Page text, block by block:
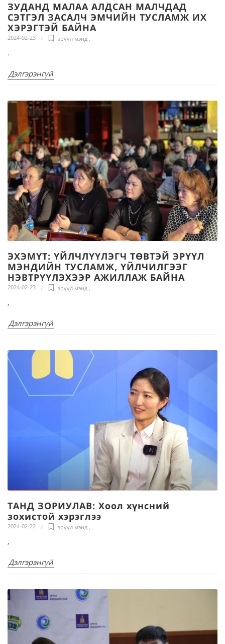
ЗУДАНД МАЛАА АЛДСАН МАЛЧДАД
СЭТГЭЛ ЗАСАЛЧ ЭМЧИЙН ТУСЛАМЖ ИХ
ХЭРЭГТЭЙ БАЙНА
2024-02-23 эрүүл мэнд ,
.
Дэлгэрэнгүй
ЭХЭМҮТ: ҮЙЛЧЛҮҮЛЭГЧ ТӨВТЭЙ ЭРҮҮЛ
МЭНДИЙН ТУСЛАМЖ, ҮЙЛЧИЛГЭЭГ
НЭВТРҮҮЛЭХЭЭР АЖИЛЛАЖ БАЙНА
2024-02-23 эрүүл мэнд ,
,
Дэлгэрэнгүй
ТАНД ЗОРИУЛАВ: Хоол хүнсний
зохистой хэрэглээ
2024-02-22 эрүүл мэнд ,
,
Дэлгэрэнгүй